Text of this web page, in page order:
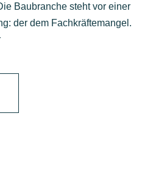
Baubranche steht vor einer
der dem Fachkräftemangel.